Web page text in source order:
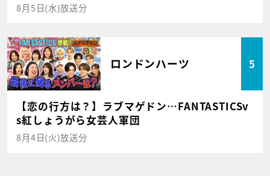
8月5日(水)放送分
ロンドンハーツ 5
【恋の行方は？】ラブマゲドン…FANTASTICSv
s紅しょうがら女芸人軍団
8月4日(火)放送分